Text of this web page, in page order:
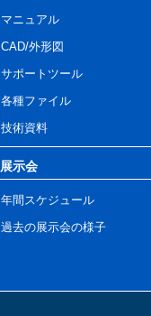
マニュアル
CAD/外形図
サポートツール
各種ファイル
技術資料
展示会
年間スケジュール
過去の展示会の様子